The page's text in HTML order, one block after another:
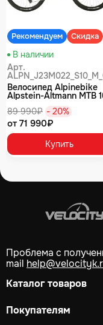
Рекомендуем Скидка
В наличии
Арт.
Велосипед Alpinebike
Alpstein-Altmann MTB
89 990₽ - 20%
от 71 990₽
Купить
Проблема с
mail
Каталог товаров
Покупателям